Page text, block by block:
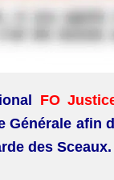
FO
Générale afin
des Sceaux.